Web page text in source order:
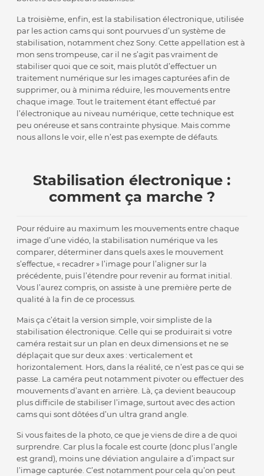
La troisième, enfin, est la stabilisation électronique, utilisée
par les action cams qui sont pourvues d’un système de
stabilisation, notamment chez Sony. Cette appellation est à
mon sens trompeuse, car il ne s’agit pas vraiment de
stabiliser quoi que ce soit, mais plutôt d’effectuer un
traitement numérique sur les images capturées afin de
supprimer, ou à minima réduire, les mouvements entre
chaque image. Tout le traitement étant effectué par
l’électronique au niveau numérique, cette technique est
peu onéreuse et sans contrainte physique. Mais comme
nous allons le voir, elle n’est pas exempte de défauts.
Stabilisation électronique :
comment ça marche ?
Pour réduire au maximum les mouvements entre chaque
image d’une vidéo, la stabilisation numérique va les
comparer, déterminer dans quels axes le mouvement
s’effectue, « recadrer » l’image pour l’aligner sur la
précédente, puis l’étendre pour revenir au format initial.
Vous l’aurez compris, on assiste à une première perte de
qualité à la fin de ce processus.
Mais ça c’était la version simple, voir simpliste de la
stabilisation électronique. Celle qui se produirait si votre
caméra restait sur un plan en deux dimensions et ne se
déplaçait que sur deux axes : verticalement et
horizontalement. Hors, dans la réalité, ce n’est pas ce qui se
passe. La caméra peut notamment pivoter ou effectuer des
mouvements d’avant en arrière. Là, ça devient beaucoup
plus difficile de stabiliser l’image, surtout avec des action
cams qui sont dôtées d’un ultra grand angle.
Si vous faites de la photo, ce que je viens de dire a de quoi
surprendre. Car plus la focale est courte (donc plus l’angle
est grand), moins une déviation angulaire a d’impact sur
l’image capturée. C’est notamment pour cela qu’on peut